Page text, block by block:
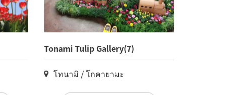
Tonami Tulip Gallery(7)
โทนามิ / โกคายามะ